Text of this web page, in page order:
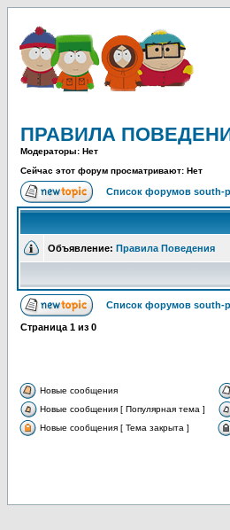
ПРАВИЛА
Модераторы: Нет
Сейчас этот форум просматривают: Нет
Список форумов south-
Объявление: Правила Поведения
Список форумов south-
Страница 1 из 0
Новые сообщения
Новые сообщения [ Популярная тема ]
Новые сообщения [ Тема закрыта ]